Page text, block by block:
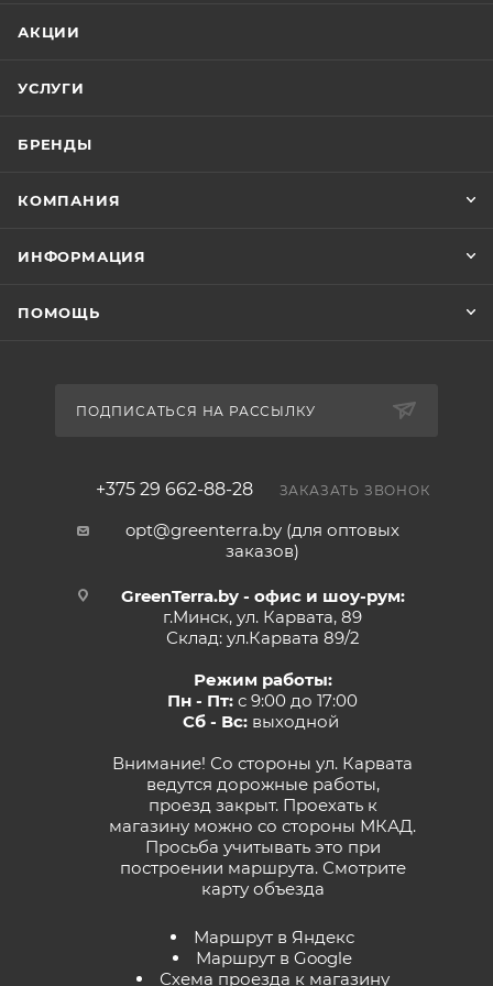
дополнительно к суперфосфату
удобрения.
17) г, спичечный коробок (20-22) г, стакан (200 см
АКЦИИ
УСЛУГИ
БРЕНДЫ
КОМПАНИЯ
ИНФОРМАЦИЯ
ПОМОЩЬ
ПОДПИСАТЬСЯ НА РАССЫЛКУ
+375 29 662-88-28 ЗАКАЗАТЬ ЗВОНОК
opt@greenterra.by (для оптовых
заказов)
GreenTerra.by - офис и шоу-рум:
г.Минск, ул. Карвата, 89
Склад: ул.Карвата 89/2
Режим работы:
Пн - Пт: с 9:00 до 17:00
Сб - Вс:выходной
Внимание! Со стороны ул. Карвата
ведутся дорожные работы,
проезд закрыт. Проехать к
магазину можно со стороны МКАД.
Просьба учитывать это при
построении маршрута. Смотрите
карту объезда
Маршрут в Яндекс
Маршрут в Google
Схема проезда к магазину